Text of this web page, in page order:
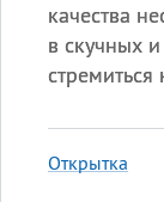
качества
в скучных
Открытка